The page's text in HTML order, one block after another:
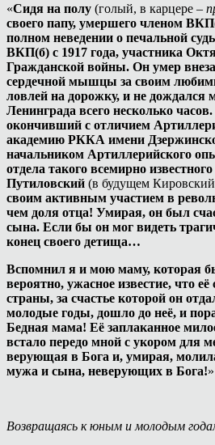
«Сидя на полу (голый, в карцере –
своего папу, умершего членом
полном неведении о печальной
ВКП(б) с 1917 года, участника
Гражданской войны. Он умер
сердечной мышцы за своим
ловлей на дорожку, и не дождался
Ленинграда всего несколько
окончивший с отличием
академию РККА имени
начальником Артиллерийского
отдела такого всемирно
Путиловский (в будущем
своим активным участием в
чем доля отца! Умирая, он был
сына. Если бы он мог видеть
конец своего детища…
Вспомнил я и мою маму, которая
вероятно, ужасное известие, что
страны, за счастье которой он
молодые годы, дошло до неё, и
Бедная мама! Её заплаканное
встало передо мной с укором для
верующая в Бога и, умирая,
мужа и сына, неверующих в Бога!»
Возвращаясь к юным и молодым